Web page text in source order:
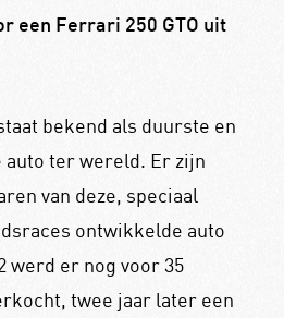
een Ferrari 250 GTO uit
bekend als duurste en
ter wereld. Er zijn
van deze, speciaal
ontwikkelde auto
werd er nog voor 35
twee jaar later een